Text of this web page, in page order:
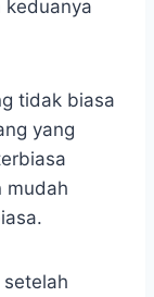
keduanya
tidak biasa
yang
mudah